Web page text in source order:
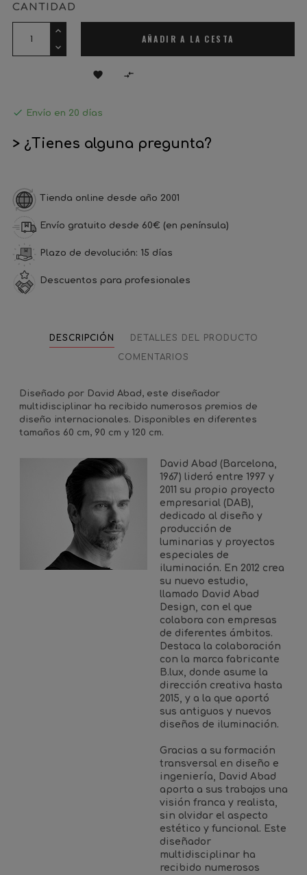
CANTIDAD
AÑADIR A LA CESTA
 
 Envío en 20 días
> ¿Tienes alguna pregunta?
Tienda online desde año 2001
Envío gratuito desde 60€ (en península)
Plazo de devolución: 15 días
Descuentos para profesionales
DESCRIPCIÓN
DETALLES DEL PRODUCTO
COMENTARIOS
Diseñado por David Abad, este diseñador
multidisciplinar ha recibido numerosos premios de
diseño internacionales. Disponibles en diferentes
tamaños 60 cm, 90 cm y 120 cm.
David Abad (Barcelona,
1967) lideró entre 1997 y
2011 su propio proyecto
empresarial (DAB),
dedicado al diseño y
producción de
luminarias y proyectos
especiales de
iluminación. En 2012 crea
su nuevo estudio,
llamado David Abad
Design, con el que
colabora con empresas
de diferentes ámbitos.
Destaca la colaboración
con la marca fabricante
B.lux, donde asume la
dirección creativa hasta
2015, y a la que aportó
sus antiguos y nuevos
diseños de iluminación.
Gracias a su formación
transversal en diseño e
ingeniería, David Abad
aporta a sus trabajos una
visión franca y realista,
sin olvidar el aspecto
estético y funcional. Este
diseñador
multidisciplinar ha
recibido numerosos